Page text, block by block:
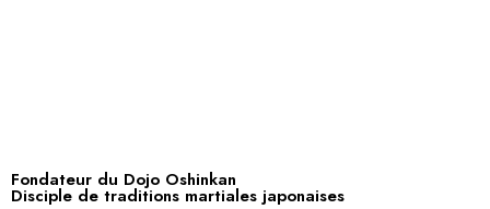
Fondateur du Dojo Oshinkan
Disciple de traditions martiales japonaises